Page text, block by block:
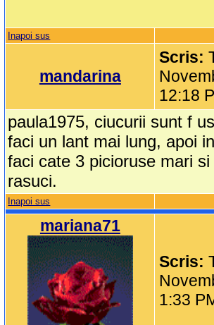
Inapoi sus
mandarina
Scris:
12:18
paula1975, ciucurii sunt f
faci un lant mai lung, apoi
faci cate 3 picioruse mari
rasuci.
Inapoi sus
mariana71
Scris:
1:33